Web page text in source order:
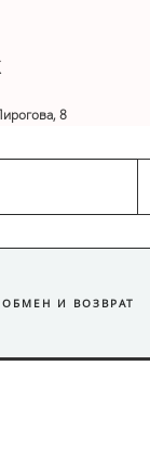
8
ОБМЕН И ВОЗВРАТ